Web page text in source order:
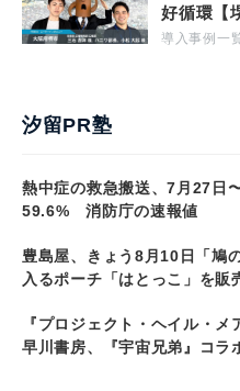
好循環【
導入事例一
汐留PR塾
熱中症の救急搬送、7月27
59.6% 消防庁の速報値
豊島屋、きょう8月10日「
入るポーチ「はとっこ」を
『プロジェクト・ヘイル・
早川書房、『宇宙兄弟』コラ